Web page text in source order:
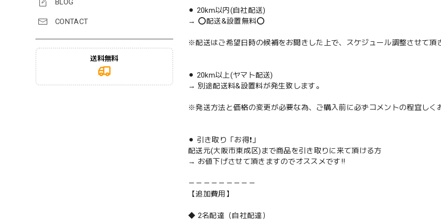
BLOG
CONTACT
送料無料
⚫︎ 20km以内(自社配送)
→ ⭕️配送&設置無料⭕️
※配送はご希望日時の候補をお聞きした上で、スケジュール調整させて頂
⚫︎ 20km以上(ヤマト配送)
→ 別途配送料&設置料が発生致します。
※発送方法と価格の変更が必要な為、ご購入前に必ずコメントの程宜しく
⚫︎ 引き取り「お得❗️」
配送元(大阪市東成区)まで商品を引き取りに来て頂ける方
→ お値下げさせて頂きますのでオススメです‼️
－－－－－－－－－
【追加費用】
◆ 2名配達（自社配達）